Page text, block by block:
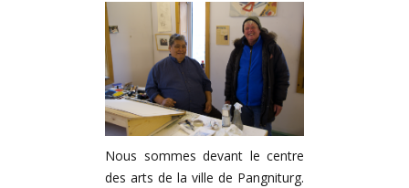
Nous sommes devant le centre
des arts de la ville de Pangniturg.